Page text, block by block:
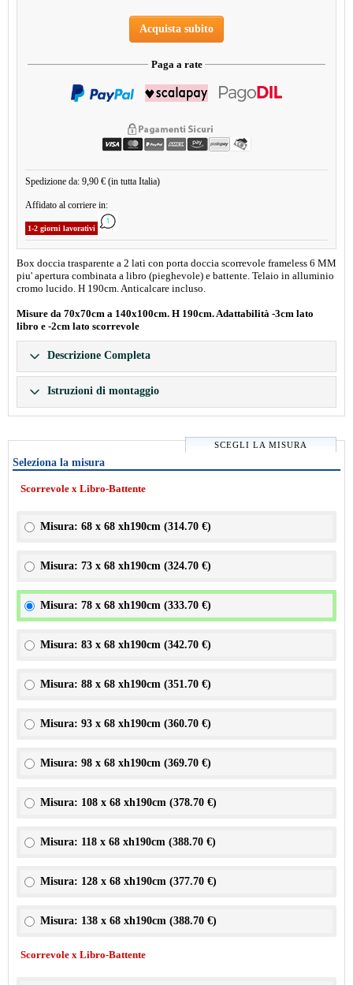
Acquista subito
Paga a rate
Spedizione da: 9,90 € (in tutta Italia)
Affidato al corriere in:
1-2 giorni lavorativi
Box doccia trasparente a 2 lati con porta doccia scorrevole frameless 6 MM
piu' apertura combinata a libro (pieghevole) e battente. Telaio in alluminio
cromo lucido. H 190cm. Anticalcare incluso.
Misure da 70x70cm a 140x100cm. H 190cm. Adattabilità -3cm lato
libro e -2cm lato scorrevole
Descrizione Completa
Istruzioni di montaggio
SCEGLI LA MISURA
Seleziona la misura
Scorrevole x Libro-Battente
Misura: 68 x 68 xh190cm (314.70 €)
Misura: 73 x 68 xh190cm (324.70 €)
Misura: 78 x 68 xh190cm (333.70 €)
Misura: 83 x 68 xh190cm (342.70 €)
Misura: 88 x 68 xh190cm (351.70 €)
Misura: 93 x 68 xh190cm (360.70 €)
Misura: 98 x 68 xh190cm (369.70 €)
Misura: 108 x 68 xh190cm (378.70 €)
Misura: 118 x 68 xh190cm (388.70 €)
Misura: 128 x 68 xh190cm (377.70 €)
Misura: 138 x 68 xh190cm (388.70 €)
Scorrevole x Libro-Battente